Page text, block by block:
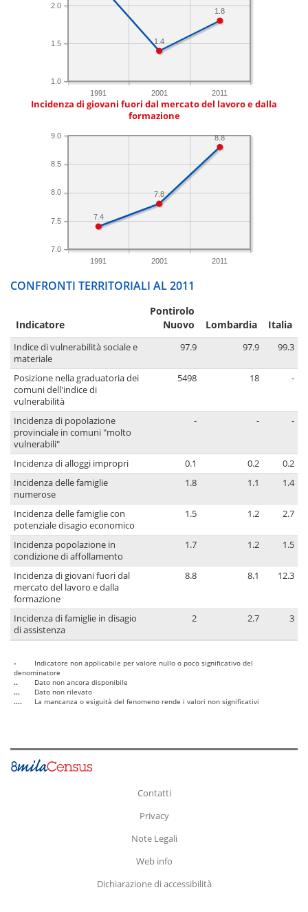
1991 2001 2011
1.0
1.5
2.0
1.8
1.4
Incidenza di giovani fuori dal mercato del lavoro e dalla
formazione
1991 2001 2011
7.0
7.5
8.0
8.5
9.0 8.8
7.8
7.4
CONFRONTI TERRITORIALI AL 2011
Indicatore
Pontirolo
Nuovo
Lombardia Italia
Indice di vulnerabilità sociale e
materiale
97.9 97.9 99.3
Posizione nella graduatoria dei
comuni dell'indice di
vulnerabilità
5498 18 -
Incidenza di popolazione
provinciale in comuni "molto
vulnerabili"
- - -
Incidenza di alloggi impropri 0.1 0.2
0.2
Incidenza delle famiglie
numerose
1.8 1.1 1.4
Incidenza delle famiglie con
potenziale disagio economico
1.5 1.2 2.7
Incidenza popolazione in
condizione di affollamento
1.7 1.2 1.5
Incidenza di giovani fuori dal
mercato del lavoro e dalla
formazione
8.8 8.1 12.3
Incidenza di famiglie in disagio
di assistenza
2 2.7 3
-
Indicatore non applicabile per valore nullo o poco significativo del
denominatore
..
Dato non ancora disponibile
...
Dato non rilevato
....
La mancanza o esiguità del fenomeno rende i valori non significativi
Contatti
Privacy
Note Legali
Web info
Dichiarazione di accessibilità